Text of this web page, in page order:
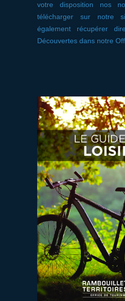
votre disposition nos
télécharger sur notre
également récupérer
Découvertes dans notre